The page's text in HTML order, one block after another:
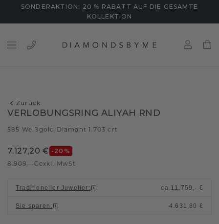
SONDERAKTION: 20 % RABATT AUF DIE GESAMTE
KOLLEKTION
Zurück
VERLOBUNGSRING ALIYAH RND
585 Weißgold Diamant 1.703 crt
7.127,20 € -20 %
8.909,- €exkl. MwSt
Traditioneller Juwelier : ca. 11.759,- €
Sie sparen : 4.631,80 €